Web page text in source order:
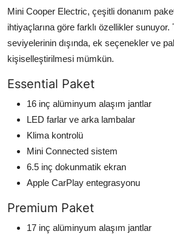
Mini Cooper Electric, çeşitli donanım
ihtiyaçlarına göre farklı özellikler sunuyor.
seviyelerinin dışında, ek seçenekler ve
kişiselleştirilmesi mümkün.
Essential Paket
16 inç alüminyum alaşım jantlar
LED farlar ve arka lambalar
Klima kontrolü
Mini Connected sistem
6.5 inç dokunmatik ekran
Apple CarPlay entegrasyonu
Premium Paket
17 inç alüminyum alaşım jantlar